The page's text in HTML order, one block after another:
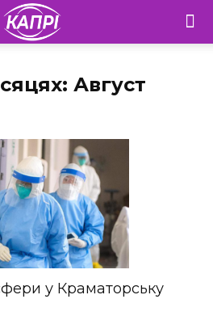
Август
у Краматорську